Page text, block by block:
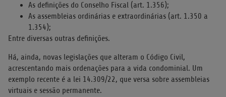
As definições do Conselho Fiscal (art. 1.356);
As assembleias ordinárias e extraordinárias (art. 1.350 a
1.354);
Entre diversas outras definições.
Há, ainda, novas legislações que alteram o Código Civil,
acrescentando mais ordenações para a vida condominial. Um
exemplo recente é a lei 14.309/22, que versa sobre assembleias
virtuais e sessão permanente.